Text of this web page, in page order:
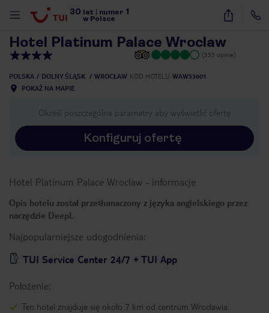
30 lat numer 1
w Polsce
15
Hotel Platinum Palace Wroclaw
(353 opinie)
POLSKA DOLNY ŚLĄSK WROCŁAW KOD HOTELU WAW53601
POKAŻ NA MAPIE
Określ poszczególne parametry aby wyświetlić ofertę
Konfiguruj ofertę
Hotel Platinum Palace Wroclaw - informacje
Opis hotelu został przetłumaczony z języka angielskiego przez
narzędzie DeepL
Najpopularniejsze udogodnienia:
TUI Service Center 24/7 + TUI App
Położenie:
Ten hotel znajduje się około 7 km od centrum Wrocławia.